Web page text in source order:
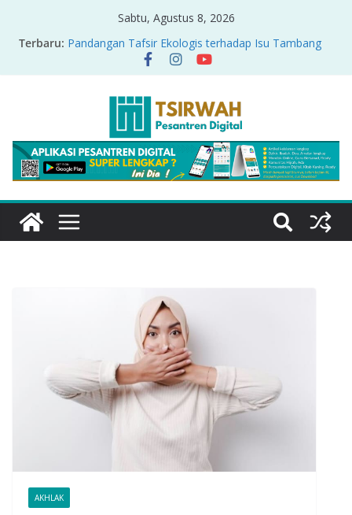
Sabtu, Agustus 8, 2026
Terbaru: Pandangan Tafsir Ekologis terhadap Isu Tambang
Nikel di Raja Ampat
PRODUK RELASI KUASA-IDIOLOGI PADA TAFSIR
Sirah Nabawiyah
Oversharing dan Privasi dalam Al-Qur’an: “Ketika
Ayat Bicara Soal Curhat di Sosmed”
Menyikapi Fatherless, Kisah Lukman Menjadi
Cerminan
AKHLAK